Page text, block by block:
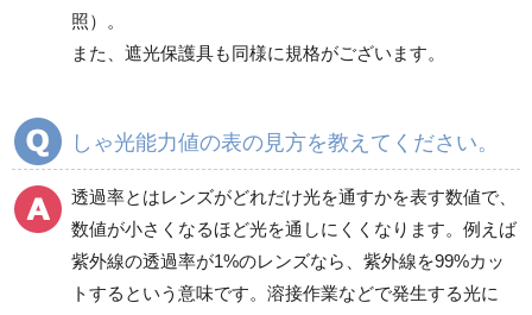
照）。
また、遮光保護具も同様に規格がございます。
しゃ光能力値の表の見方を教えてください。
透過率とはレンズがどれだけ光を通すかを表す数値で、
数値が小さくなるほど光を通しにくくなります。例えば
紫外線の透過率が1%のレンズなら、紫外線を99%カッ
トするという意味です。溶接作業などで発生する光に